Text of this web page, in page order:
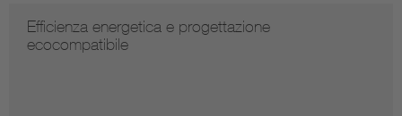
Efficienza energetica e progettazione
ecocompatibile